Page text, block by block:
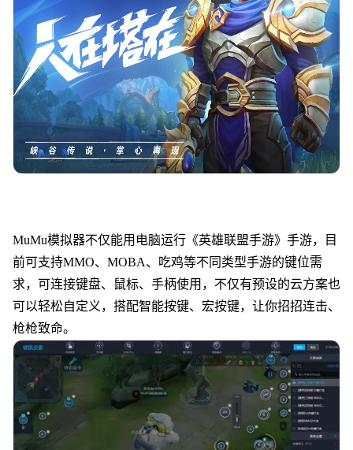
MuMu模拟器不仅能用电脑运行《英雄联盟手游》手游，目
前可支持MMO、MOBA、吃鸡等不同类型手游的键位需
求，可连接键盘、鼠标、手柄使用，不仅有预设的云方案也
可以轻松自定义，搭配智能按键、宏按键，让你招招连击、
枪枪致命。